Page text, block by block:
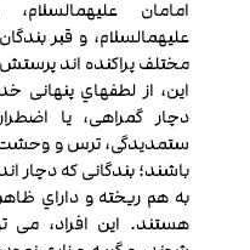
امامان
علیهم‏السلام، و قبر
مختلف پراکنده‏ اند
این، از لطف‏هاي پنهانی
دچار گمراهی، یا
ستمدیدگی، ترس و وحشت،
باشند؛ بندگانی که دچار
به هم ریخته و داراي
هستند. این افراد، می